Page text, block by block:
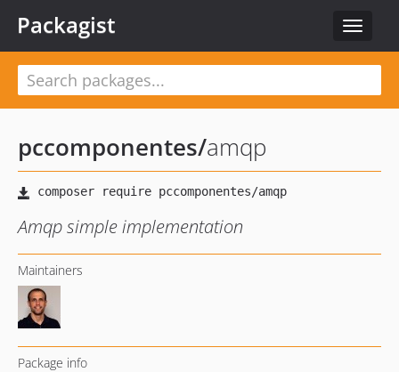
Toggle
Packagist
pccomponentes/amqp
Amqp simple implementation
Maintainers
Package info